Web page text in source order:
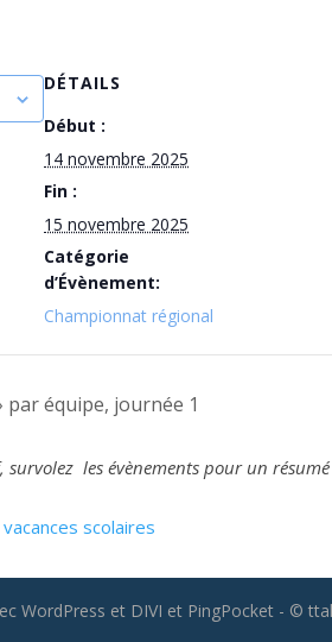
DÉTAILS
Début :
14 novembre 2025
Fin :
15 novembre 2025
Catégorie
d’Évènement:
Championnat régional
par équipe, journée 1
survolez les évènements pour un
scolaires
WordPress et DIVI et PingPocket - ©